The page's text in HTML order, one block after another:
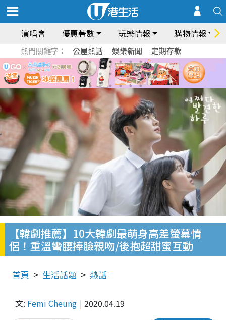
演唱會 優惠著數 玩樂情報 購物情報
熱門關鍵字： 公屋熱話 娛樂新聞 定期存款
【韓劇推薦】10大韓劇最萌身高差螢幕情
侶！重溫彎腰捧臉親吻/後抱超甜蜜互動
首頁 生活話題 熱話
文: Femi Cheung 2020.04.19